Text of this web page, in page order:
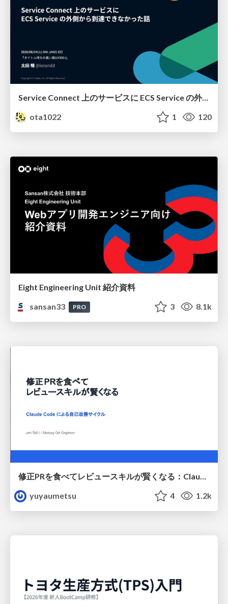
Service Connect 上のサービスに ECS Service の外側から到達できなかった話
ota1022
1 120
Eight Engineering Unit 紹介資料
sansan33
PRO 3 8.1k
修正PRを食べてレビュースキルが賢くなる：Claude Codeによる自己改善サイクル
yuyaumetsu
4 1.2k